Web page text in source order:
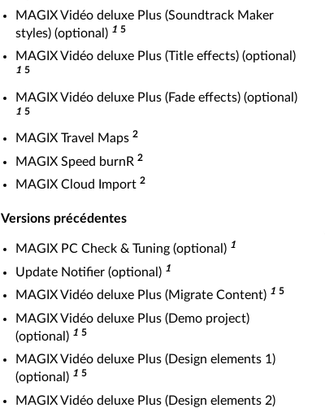
MAGIX Vidéo deluxe Plus (Soundtrack Maker
styles) (optional) 1 5
MAGIX Vidéo deluxe Plus (Title effects) (optional)
1 5
MAGIX Vidéo deluxe Plus (Fade effects) (optional)
1 5
MAGIX Travel Maps 2
MAGIX Speed burnR 2
MAGIX Cloud Import 2
Versions précédentes
MAGIX PC Check & Tuning (optional) 1
Update Notifier (optional) 1
MAGIX Vidéo deluxe Plus (Migrate Content) 1 5
MAGIX Vidéo deluxe Plus (Demo project)
(optional) 1 5
MAGIX Vidéo deluxe Plus (Design elements 1)
(optional) 1 5
MAGIX Vidéo deluxe Plus (Design elements 2)